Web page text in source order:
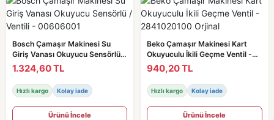
Bosch Çamaşır Makinesi Su
Giriş Vanası Okuyucu Sensörlü /
Ventili - 00606001
1.324,60 TL
Hızlı kargo Kolay iade
Ürünü İncele
Beko Çamaşır Makinesi Kart
Okuyuculu İkili Geçme Ventil -
2841020100 Orjinal
940,20 TL
Hızlı kargo Kolay iade
Ürünü İncele